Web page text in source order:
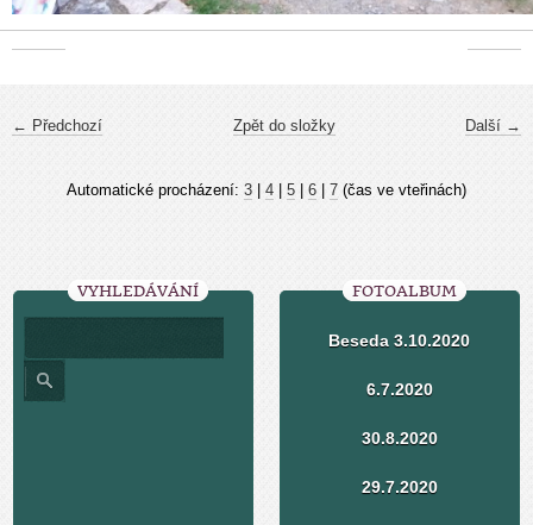
← Předchozí Další →
Zpět do složky
Automatické procházení: 3 4 5 6 7 (čas ve vteřinách)
VYHLEDÁVÁNÍ FOTOALBUM
Beseda 3.10.2020
6.7.2020
30.8.2020
29.7.2020